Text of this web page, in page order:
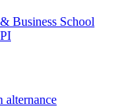
Business School
alternance